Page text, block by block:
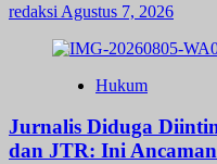
redaksi Agustus 7, 2026
Hukum
Jurnalis Diduga
dan JTR: Ini Ancaman